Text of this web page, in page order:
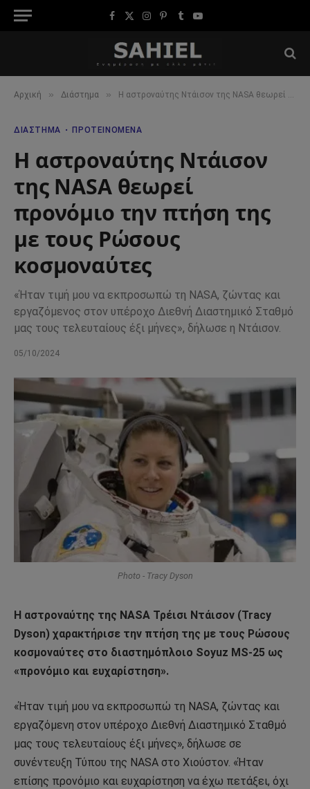
Facebook
X
Instagram
Pinterest
TumblrYouTube
Αρχική » Διάστημα » Η αστροναύτης Ντάισον της NASA θεωρεί προνόμιο την πτήση της με τους Ρώσους κοσμοναύτες
ΔΙΆΣΤΗΜΑ ΠΡΟΤΕΙΝΌΜΕΝΑ
Η αστροναύτης Ντάισον
της NASA θεωρεί
προνόμιο την πτήση της
με τους Ρώσους
κοσμοναύτες
«Ήταν τιμή μου να εκπροσωπώ τη NASA, ζώντας και
εργαζόμενος στον υπέροχο Διεθνή Διαστημικό Σταθμό
μας τους τελευταίους έξι μήνες», δήλωσε η Ντάισον.
05/10/2024
Photo - Tracy Dyson
Η αστροναύτης της NASA Τρέισι Ντάισον (Tracy
Dyson) χαρακτήρισε την πτήση της με τους Ρώσους
κοσμοναύτες στο διαστημόπλοιο Soyuz MS-25 ως
«προνόμιο και ευχαρίστηση».
«Ήταν τιμή μου να εκπροσωπώ τη NASA, ζώντας και
εργαζόμενη στον υπέροχο Διεθνή Διαστημικό Σταθμό
μας τους τελευταίους έξι μήνες», δήλωσε σε
συνέντευξη Τύπου της NASA στο Χιούστον. «Ήταν
επίσης προνόμιο και ευχαρίστηση να έχω πετάξει, όχι